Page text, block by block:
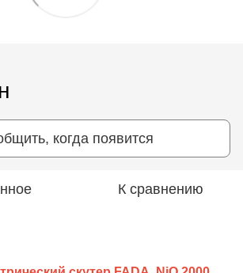
когда появится
К сравнению